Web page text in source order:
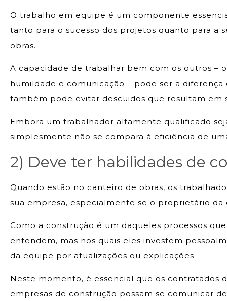
O trabalho em equipe é um componente
tanto para o sucesso dos projetos quanto para a
obras.
A capacidade de trabalhar bem com os outros –
humildade e comunicação – pode ser a
também pode evitar descuidos que resultam em
Embora um trabalhador altamente qualificado
simplesmente não se compara à eficiência de
2) Deve ter habilidades de
Quando estão no canteiro de obras, os
sua empresa, especialmente se o proprietário
Como a construção é um daqueles processos
entendem, mas nos quais eles investem
da equipe por atualizações ou explicações.
Neste momento, é essencial que os contratados
empresas de construção possam se comunicar